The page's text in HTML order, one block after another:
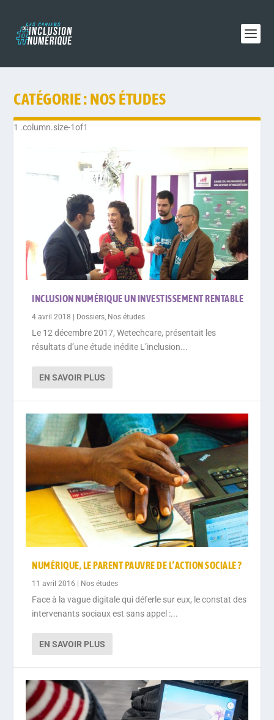
CATÉGORIE : NOS ÉTUDES
INCLUSION NUMÉRIQUE UN INVESTISSEMENT RENTABLE
4 avril 2018 | Dossiers Nos études
Le 12 décembre 2017, Wetechcare, présentait les
résultats d’une étude inédite L’inclusion...
EN SAVOIR PLUS
NUMÉRIQUE, LE PARENT PAUVRE DE L’ACTION SOCIALE ?
11 avril 2016 | Nos études
Face à la vague digitale qui déferle sur eux, le constat des
intervenants sociaux est sans appel :...
EN SAVOIR PLUS